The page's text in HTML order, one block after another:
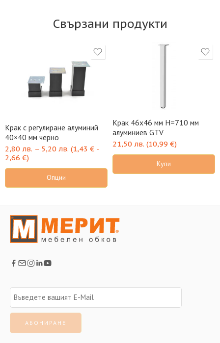
Свързани продукти
Крак с регулиране алуминий
40×40 мм черно
2,80 лв. – 5,20 лв. (1,43 € -
2,66 €)
Опции
Крак 46х46 мм H=710 мм
алуминиев GTV
21,50 лв. (10,99 €)
Купи